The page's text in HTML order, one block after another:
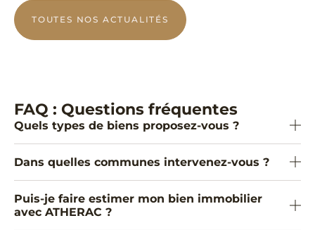
TOUTES NOS ACTUALITÉS
FAQ : Questions fréquentes
Quels types de biens proposez-vous ?
Dans quelles communes intervenez-vous ?
Puis-je faire estimer mon bien immobilier
avec ATHERAC ?